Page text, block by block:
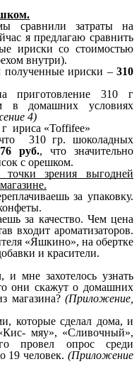
сравнили затраты на
я предлагаю сравнить
ириски со стоимостью
внутри).
ириски – 310
приготовление 310 г
в домашних условиях
4)
ириса «Toffifee»
что 310 гр. шоколадных
руб., что значительно
с орешком.
точки зрения выгодней
за упаковку.
за качество. Чем цена
входит ароматизаторов.
«Яшкино», на обертке
и красители.
мне захотелось узнать
они скажут о домашних
магазина? (Приложение,
которые сделал дома, и
мяу», «Сливочный»,
провел опрос среди
19 человек. (Приложение